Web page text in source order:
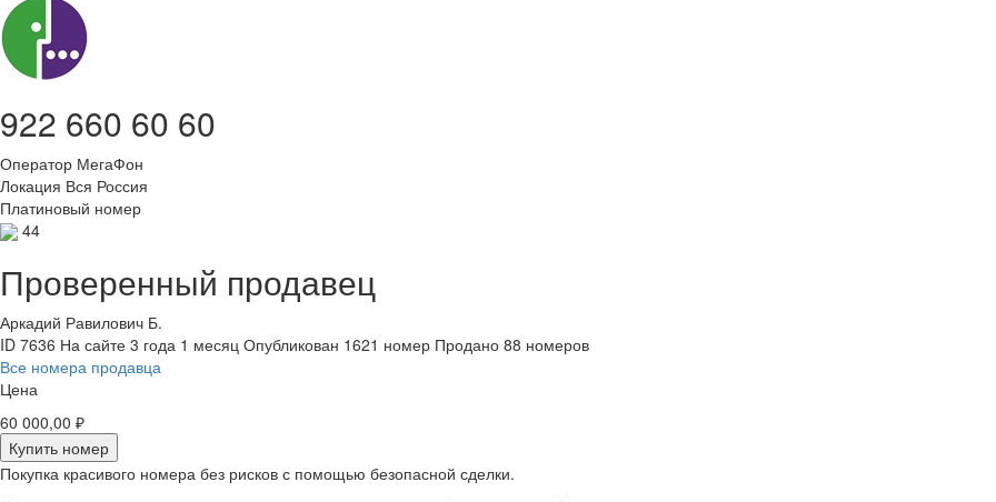
922 660 60 60
Оператор МегаФон
Локация Вся Россия
Платиновый номер
44
Проверенный продавец
Аркадий Равилович Б.
ID 7636 На сайте 3 года 1 месяц Опубликован 1621 номер Продано 88 номеров
Все номера продавца
Цена
60 000,00 ₽
Купить номер
Покупка красивого номера без рисков с помощью безопасной сделки.